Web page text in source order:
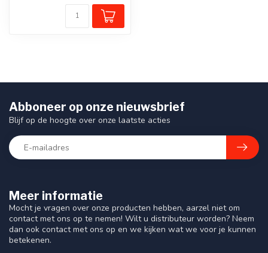
Meer informatie
Mocht je vragen over onze producten hebben, aarzel niet om
contact met ons op te nemen! Wilt u distributeur worden? Neem
dan ook contact met ons op en we kijken wat we voor je kunnen
betekenen.
Abboneer op onze nieuwsbrief
Blijf op de hoogte over onze laatste acties